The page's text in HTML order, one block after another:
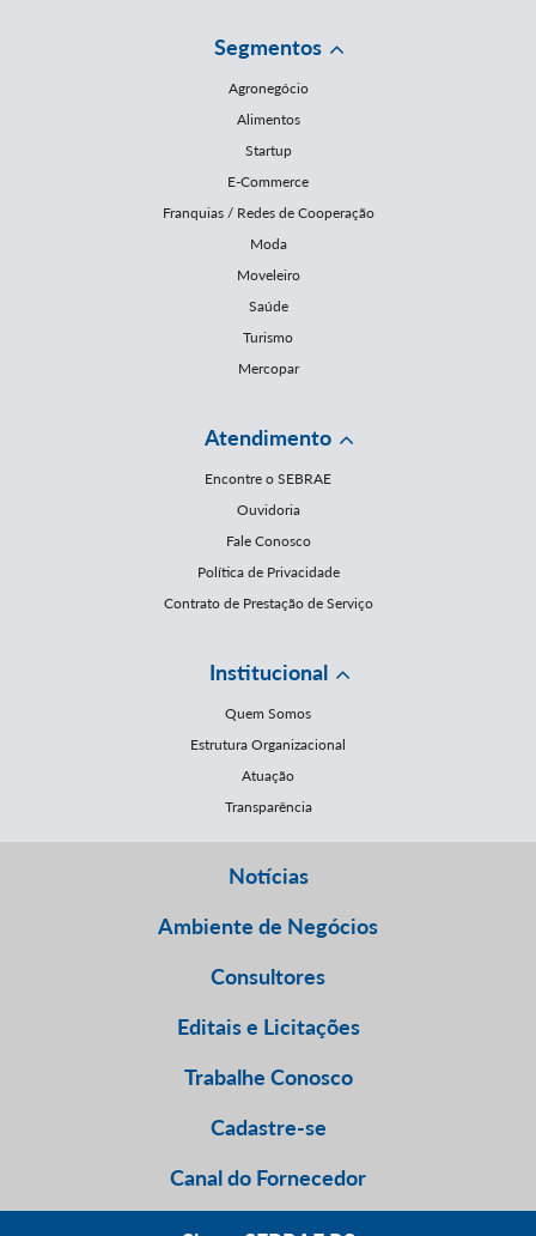
Segmentos
Agronegócio
Alimentos
Startup
E-Commerce
Franquias / Redes de Cooperação
Moda
Moveleiro
Saúde
Turismo
Mercopar
Atendimento
Encontre o SEBRAE
Ouvidoria
Fale Conosco
Política de Privacidade
Contrato de Prestação de Serviço
Institucional
Quem Somos
Estrutura Organizacional
Atuação
Transparência
Notícias
Ambiente de Negócios
Consultores
Editais e Licitações
Trabalhe Conosco
Cadastre-se
Canal do Fornecedor